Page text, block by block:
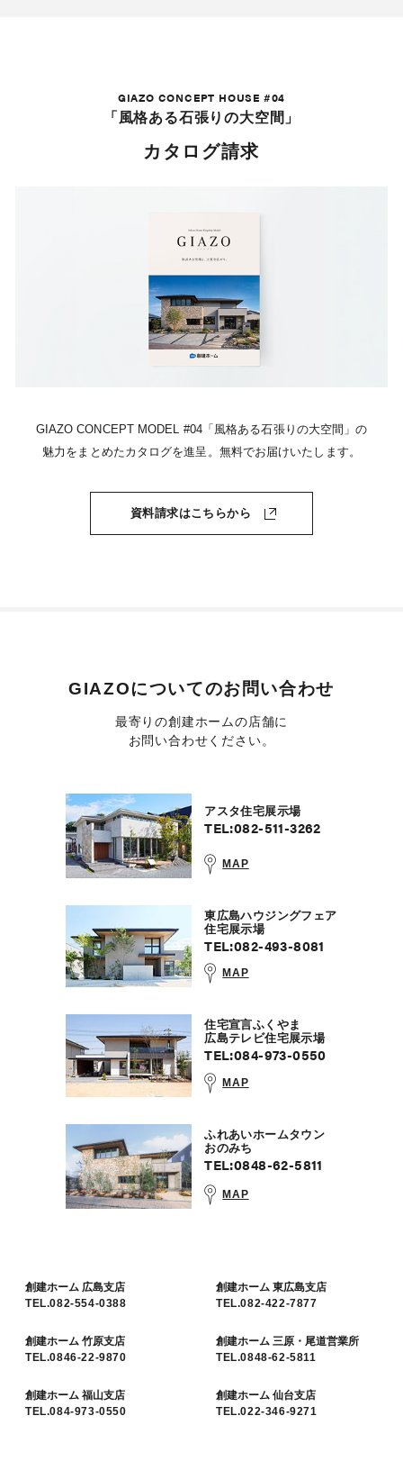
GIAZO CONCEPT HOUSE #04
「風格ある石張りの大空間」
カタログ請求
GIAZO CONCEPT MODEL #04「風格ある石張りの大空間」の
魅力をまとめたカタログを進呈。 無料でお届けいたします。
資料請求はこちらから
GIAZOについてのお問い合わせ
最寄りの創建ホームの店舗に
お問い合わせください。
アスタ住宅展示場
TEL:082-511-3262
MAP
東広島ハウジングフェア
住宅展示場
TEL:082-493-8081
MAP
住宅宣言ふくやま
広島テレビ住宅展示場
TEL:084-973-0550
MAP
ふれあいホームタウン
おのみち
TEL:0848-62-5811
MAP
創建ホーム 広島支店
TEL.082-554-0388
創建ホーム 東広島支店
TEL.082-422-7877
創建ホーム 竹原支店
TEL.0846-22-9870
創建ホーム 三原・尾道営業所
TEL.0848-62-5811
創建ホーム 福山支店
TEL.084-973-0550
創建ホーム 仙台支店
TEL.022-346-9271